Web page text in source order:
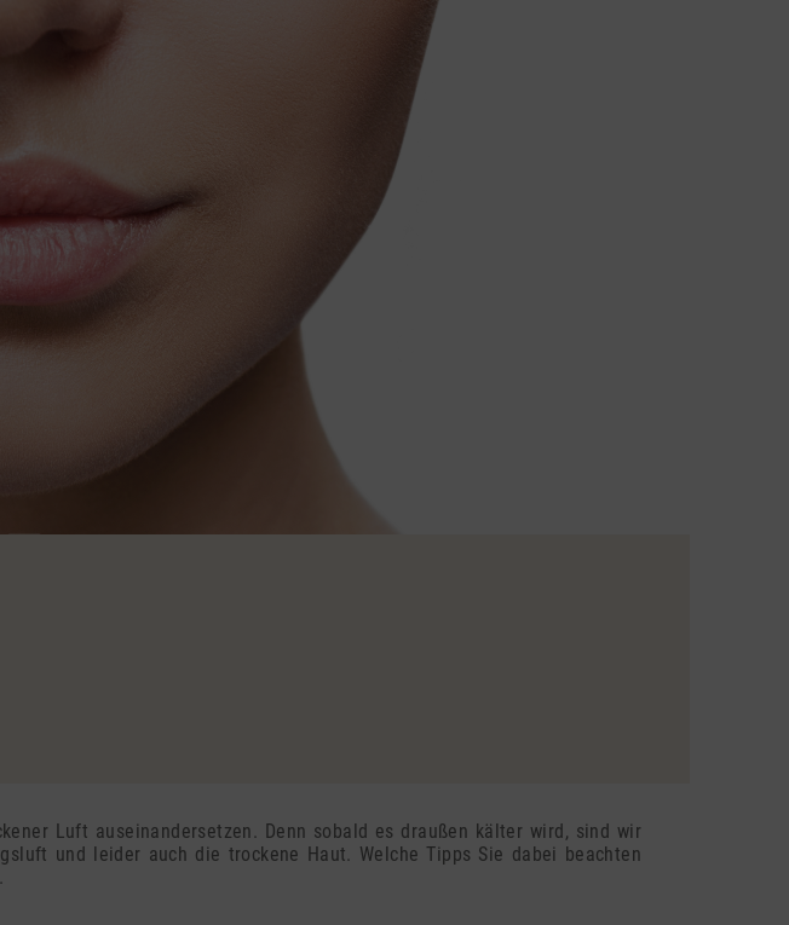
Luft auseinandersetzen. Denn sobald es draußen kälter wird, sind wir
und leider auch die trockene Haut. Welche Tipps Sie dabei beachten